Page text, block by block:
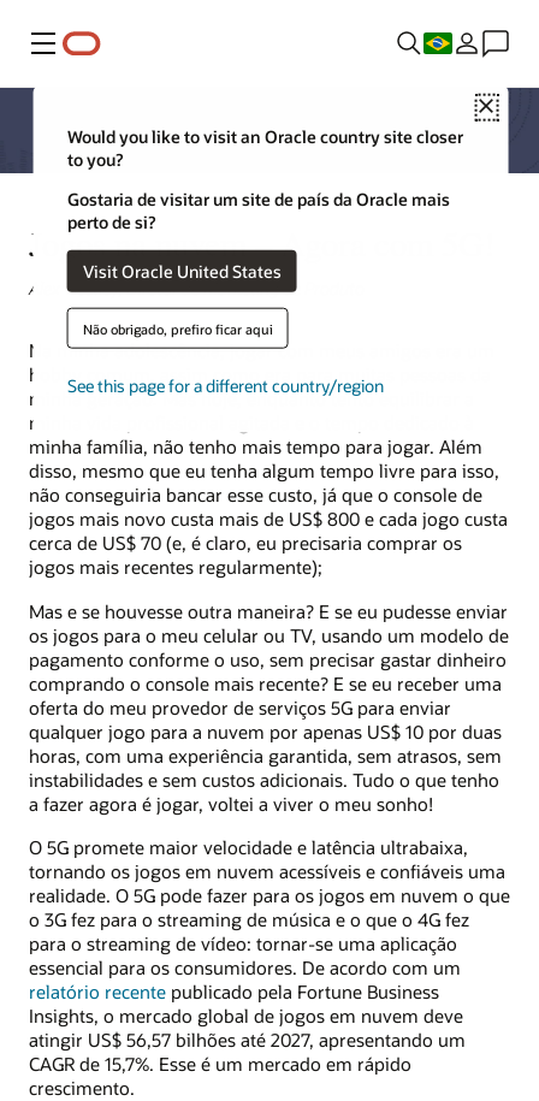
Menu
Close
Would you like to visit an Oracle country site closer
to you?
Gostaria de visitar um site de país da Oracle mais
perto de si?
Visit Oracle United States
Não obrigado, prefiro ficar aqui
See this page for a different country/region
Jogos na nuvem – Agora com 5G!
Alex Westley, Diretor de Marketing de Produto
Na minha adolescência, jogar com meus amigos era um
hobby comum, assim como era para muitas pessoas da
minha geração. Mas hoje, enquanto tento equilibrar a
minha vida profissional agitada e o tempo dedicado à
minha família, não tenho mais tempo para jogar. Além
disso, mesmo que eu tenha algum tempo livre para isso,
não conseguiria bancar esse custo, já que o console de
jogos mais novo custa mais de US$ 800 e cada jogo custa
cerca de US$ 70 (e, é claro, eu precisaria comprar os
jogos mais recentes regularmente);
Mas e se houvesse outra maneira? E se eu pudesse enviar
os jogos para o meu celular ou TV, usando um modelo de
pagamento conforme o uso, sem precisar gastar dinheiro
comprando o console mais recente? E se eu receber uma
oferta do meu provedor de serviços 5G para enviar
qualquer jogo para a nuvem por apenas US$ 10 por duas
horas, com uma experiência garantida, sem atrasos, sem
instabilidades e sem custos adicionais. Tudo o que tenho
a fazer agora é jogar, voltei a viver o meu sonho!
O 5G promete maior velocidade e latência ultrabaixa,
tornando os jogos em nuvem acessíveis e confiáveis uma
realidade. O 5G pode fazer para os jogos em nuvem o que
o 3G fez para o streaming de música e o que o 4G fez
para o streaming de vídeo: tornar-se uma aplicação
essencial para os consumidores. De acordo com um
relatório recente publicado pela Fortune Business
Insights, o mercado global de jogos em nuvem deve
atingir US$ 56,57 bilhões até 2027, apresentando um
CAGR de 15,7%. Esse é um mercado em rápido
crescimento.